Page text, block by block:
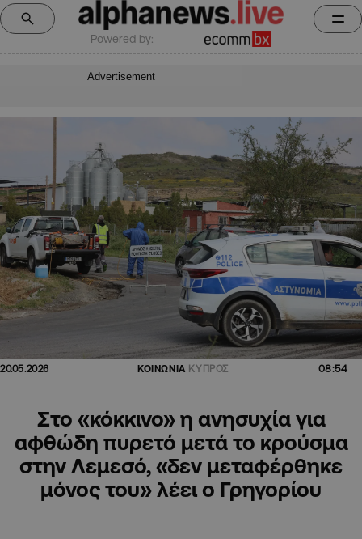
Powered by:
Advertisement
20.05.2026 ΚΟΙΝΩΝΙΑ ΚΥΠΡΟΣ 08:54
Στο «κόκκινο» η ανησυχία για
αφθώδη πυρετό μετά το κρούσμα
στην Λεμεσό, «δεν μεταφέρθηκε
μόνος του» λέει ο Γρηγορίου